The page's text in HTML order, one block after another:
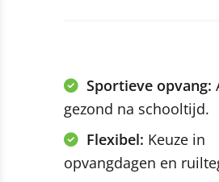
Sportieve opvang:
gezond na schooltijd.
Flexibel: Keuze in
opvangdagen en